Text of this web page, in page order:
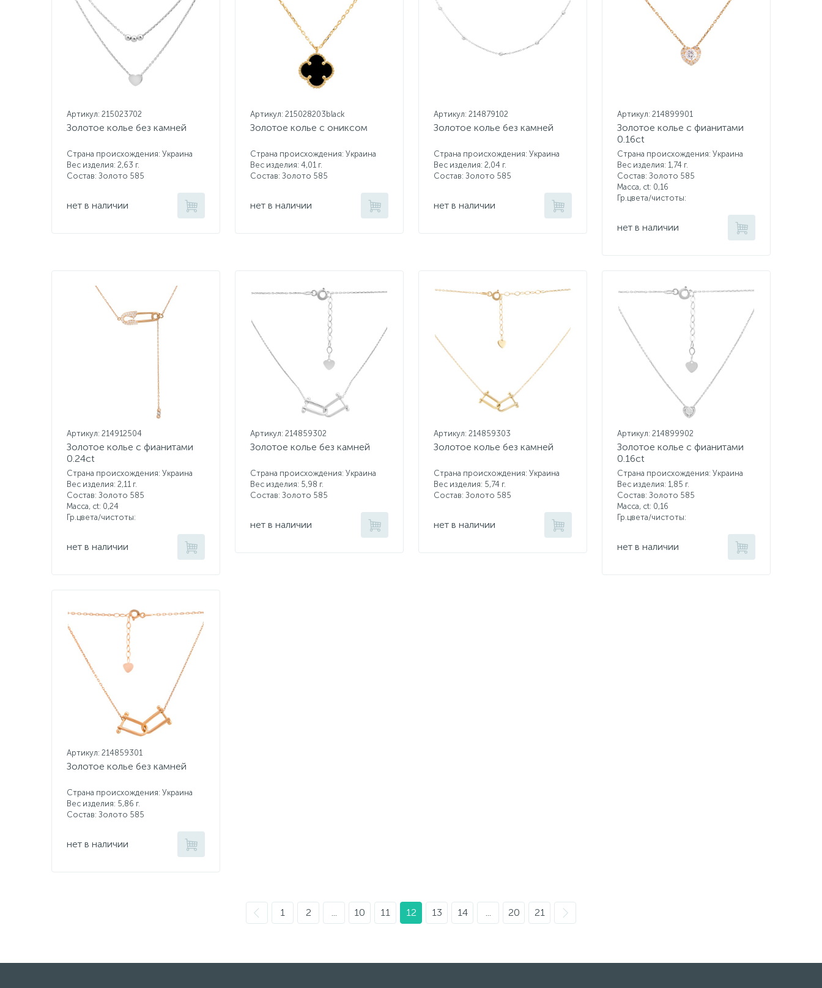
Артикул: 215023702
Золотое колье без камней
Страна происхождения: Украина
Вес изделия: 2,63 г.
Состав: Золото 585
нет в наличии
Артикул: 215028203black
Золотое колье с ониксом
Страна происхождения: Украина
Вес изделия: 4,01 г.
Состав: Золото 585
нет в наличии
Артикул: 214879102
Золотое колье без камней
Страна происхождения: Украина
Вес изделия: 2,04 г.
Состав: Золото 585
нет в наличии
Артикул: 214899901
Золотое колье с фианитами
0.16ct
Страна происхождения: Украина
Вес изделия: 1,74 г.
Состав: Золото 585
Масса, ct: 0,16
Гр.цвета/чистоты:
нет в наличии
Артикул: 214912504
Золотое колье с фианитами
0.24ct
Страна происхождения: Украина
Вес изделия: 2,11 г.
Состав: Золото 585
Масса, ct: 0,24
Гр.цвета/чистоты:
нет в наличии
Артикул: 214859302
Золотое колье без камней
Страна происхождения: Украина
Вес изделия: 5,98 г.
Состав: Золото 585
нет в наличии
Артикул: 214859303
Золотое колье без камней
Страна происхождения: Украина
Вес изделия: 5,74 г.
Состав: Золото 585
нет в наличии
Артикул: 214899902
Золотое колье с фианитами
0.16ct
Страна происхождения: Украина
Вес изделия: 1,85 г.
Состав: Золото 585
Масса, ct: 0,16
Гр.цвета/чистоты:
нет в наличии
Артикул: 214859301
Золотое колье без камней
Страна происхождения: Украина
Вес изделия: 5,86 г.
Состав: Золото 585
нет в наличии
1 2 ... 10 11 12 13 14 ... 20 21